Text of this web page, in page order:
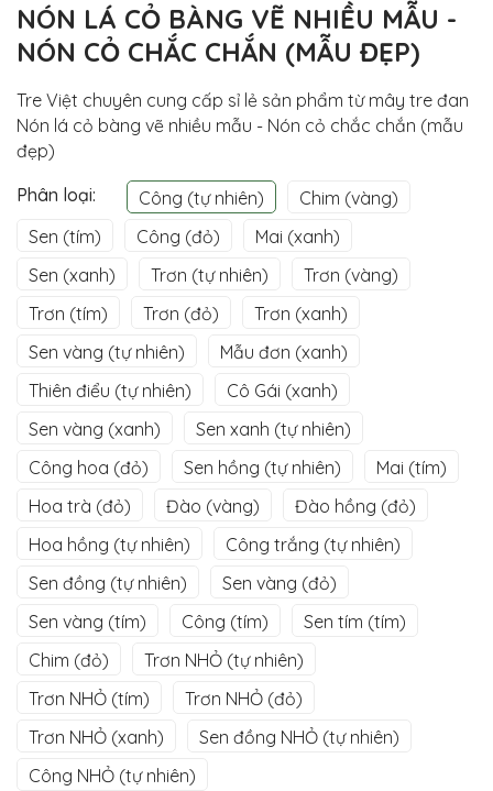
NÓN LÁ CỎ BÀNG VẼ NHIỀU MẪU -
NÓN CỎ CHẮC CHẮN (MẪU ĐẸP)
Tre Việt chuyên cung cấp sỉ lẻ sản phẩm từ mây tre đan
Nón lá cỏ bàng vẽ nhiều mẫu - Nón cỏ chắc chắn (mẫu
đẹp)
Phân loại:
Công (tự nhiên)
Chim (vàng)
Sen (tím)
Công (đỏ)
Mai (xanh)
Sen (xanh)
Trơn (tự nhiên)
Trơn (vàng)
Trơn (tím)
Trơn (đỏ)
Trơn (xanh)
Sen vàng (tự nhiên)
Mẫu đơn (xanh)
Thiên điểu (tự nhiên)
Cô Gái (xanh)
Sen vàng (xanh)
Sen xanh (tự nhiên)
Công hoa (đỏ)
Sen hồng (tự nhiên)
Mai (tím)
Hoa trà (đỏ)
Đào (vàng)
Đào hồng (đỏ)
Hoa hồng (tự nhiên)
Công trắng (tự nhiên)
Sen đồng (tự nhiên)
Sen vàng (đỏ)
Sen vàng (tím)
Công (tím)
Sen tím (tím)
Chim (đỏ)
Trơn NHỎ (tự nhiên)
Trơn NHỎ (tím)
Trơn NHỎ (đỏ)
Trơn NHỎ (xanh)
Sen đồng NHỎ (tự nhiên)
Công NHỎ (tự nhiên)